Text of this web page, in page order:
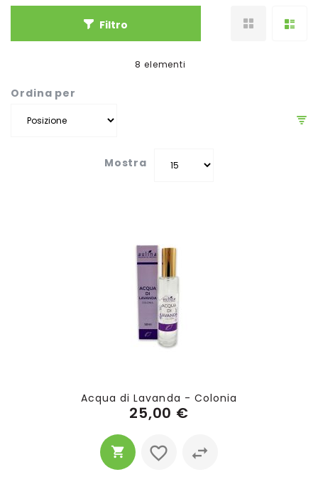
Filtro
Ordina per
8 elementi
Mostra
Acqua di Lavanda - Colonia
25,00 €